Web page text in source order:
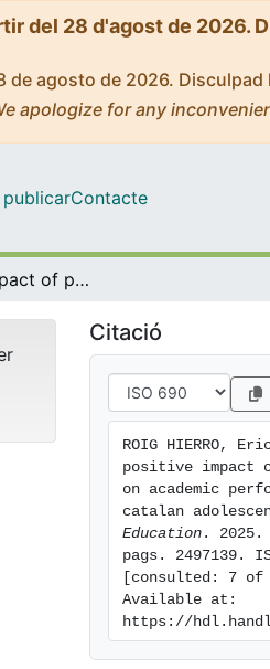
del 28 d'agost de 2026.
agosto de 2026. Disculpad
apologize for any
Contacte
The positive impact of physical activity on academic performance among catalan adolescents
Citació
ROIG HIERRO,
positive impact
on academic
catalan
Education . 2025.
pags. 2497139.
[consulted: 7 of
Available at:
https://